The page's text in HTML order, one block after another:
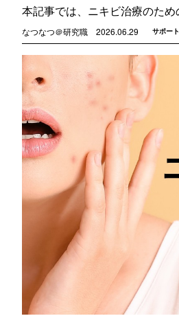
本記事では、ニキビ治療のた
なつなつ＠研究職 2026.06.29 サポー